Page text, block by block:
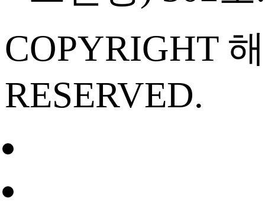
COPYRIGHT
RESERVED.